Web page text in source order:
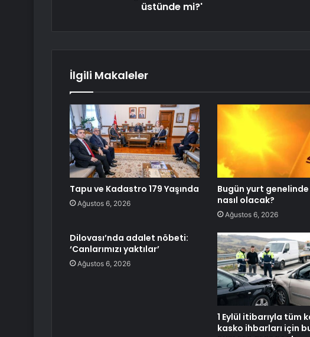
üstünde mi?'
İlgili Makaleler
Tapu ve Kadastro 179 Yaşında
Ağustos 6, 2026
Bugün yurt
nasıl olacak?
Ağustos 6, 2026
Dilovası’nda adalet nöbeti:
‘Canlarımızı yaktılar’
Ağustos 6, 2026
1 Eylül itibarıyla tüm
kasko ihbarları için